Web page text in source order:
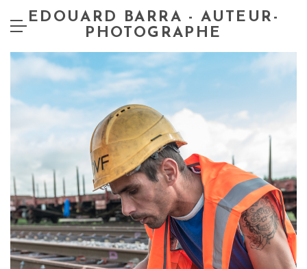
EDOUARD BARRA - AUTEUR-
PHOTOGRAPHE